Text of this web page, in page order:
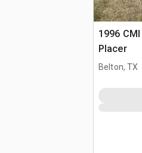
1996
Placer
Belton, TX